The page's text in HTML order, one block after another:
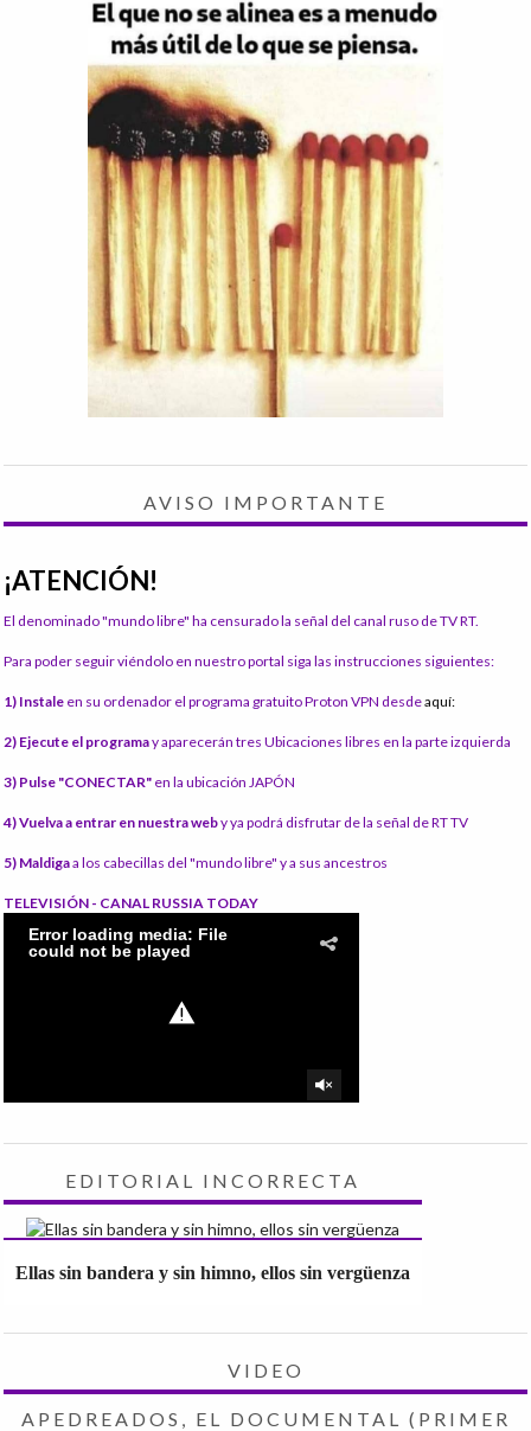
AVISO IMPORTANTE
¡ATENCIÓN!
El denominado "mundo libre" ha censurado la señal del canal ruso de TV RT.
Para poder seguir viéndolo en nuestro portal siga las instrucciones siguientes:
1) Instale en su ordenador el programa gratuito Proton VPN desdeaquí:
2) Ejecute el programay aparecerán tres Ubicaciones libres en la parte izquierda
3) Pulse "CONECTAR" en la ubicación JAPÓN
4) Vuelva a entrar en nuestra weby ya podrá disfrutar de la señal de RT TV
5) Maldigaa los cabecillas del "mundo libre" y a sus ancestros
TELEVISIÓN - CANAL RUSSIA TODAY
EDITORIAL INCORRECTA
Ellas sin bandera y sin himno, ellos sin vergüenza
VIDEO
APEDREADOS, EL DOCUMENTAL (PRIMER